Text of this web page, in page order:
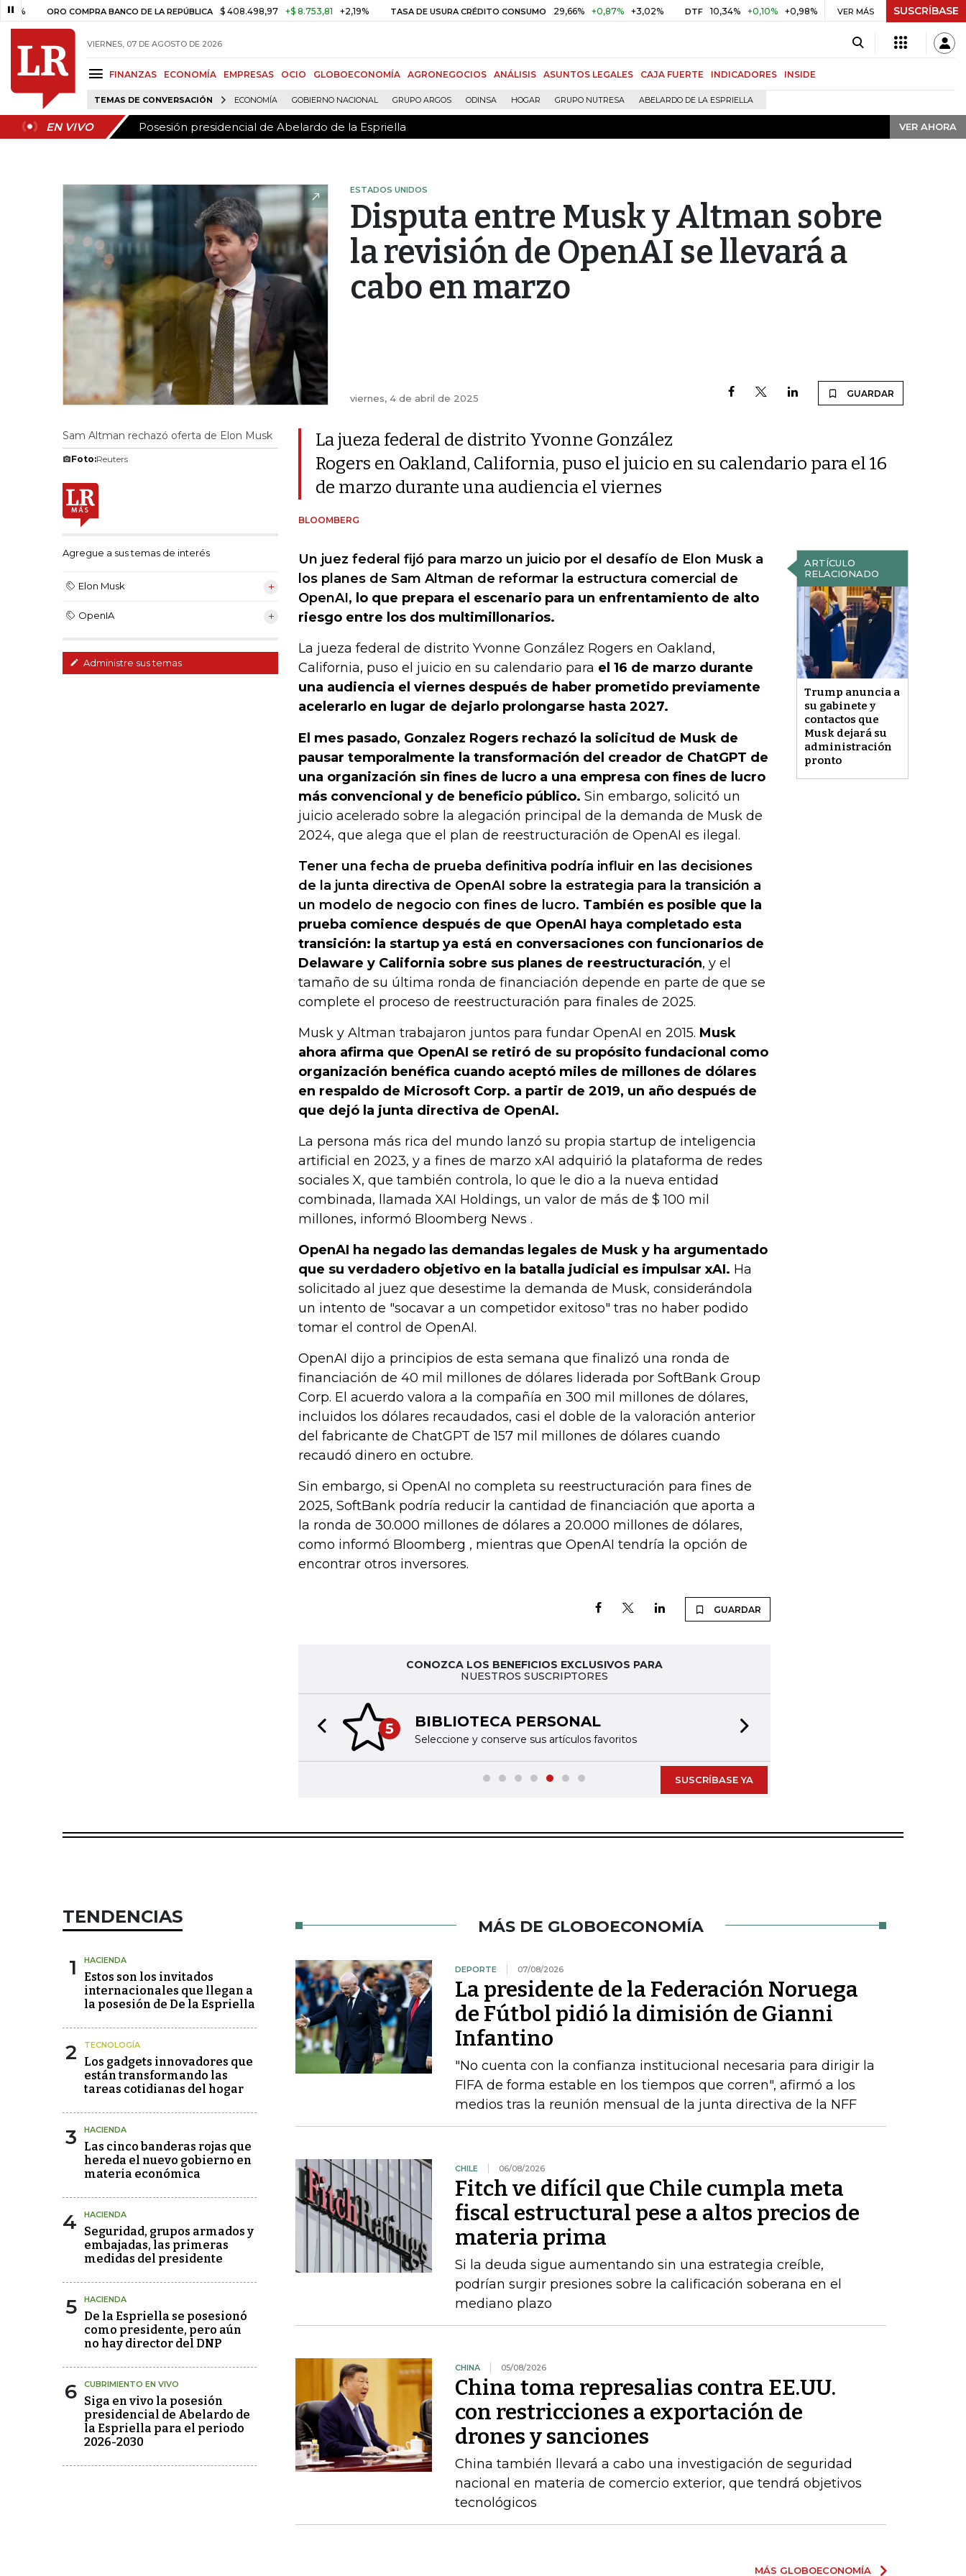
ORO COMPRA BANCO DE LA REPÚBLICA $ 408.498,97 +$ 8.753,81 +2,19% TASA DE USURA CRÉDITO CONSUMO 29,66% +0,87% +3,02% DTF 10,34% +0,10% +0,98% UVR $ 416,91 +$ 0,05 +0,01%
VER MÁS SUSCRÍBASE
VIERNES, 07 DE AGOSTO DE 2026
FINANZAS ECONOMÍA EMPRESAS OCIO GLOBOECONOMÍA AGRONEGOCIOS ANÁLISIS ASUNTOS LEGALES CAJA FUERTE INDICADORES INSIDE
TEMAS DE CONVERSACIÓN ECONOMÍA GOBIERNO NACIONAL GRUPO ARGOS ODINSA HOGAR GRUPO NUTRESA ABELARDO DE LA ESPRIELLA
EN VIVO Posesión presidencial de Abelardo de la Espriella VER AHORA
EN VIVO Posesión presidencial de Abelardo de la Espriella VER AHORA
ESTADOS UNIDOS
Disputa entre Musk y Altman sobre
la revisión de OpenAI se llevará a
cabo en marzo
viernes, 4 de abril de 2025 GUARDAR
Sam Altman rechazó oferta de Elon Musk
Foto:Reuters
Agregue a sus temas de interés
Elon Musk
OpenIA
Administre sus temas
La jueza federal de distrito Yvonne González
Rogers en Oakland, California, puso el juicio en su calendario para el 16
de marzo durante una audiencia el viernes
BLOOMBERG
ARTÍCULO
RELACIONADO
Trump anuncia a
su gabinete y
contactos que
Musk dejará su
administración
pronto
Un juez federal fijó para marzo un juicio por el desafío de Elon Musk a
los planes de Sam Altman de reformar la estructura comercial de
OpenAI, lo que prepara el escenario para un enfrentamiento de alto
riesgo entre los dos multimillonarios.
La jueza federal de distrito Yvonne González Rogers en Oakland,
California, puso el juicio en su calendario para el 16 de marzo durante
una audiencia el viernes después de haber prometido previamente
acelerarlo en lugar de dejarlo prolongarse hasta 2027.
El mes pasado, Gonzalez Rogers rechazó la solicitud de Musk de
pausar temporalmente la transformación del creador de ChatGPT de
una organización sin fines de lucro a una empresa con fines de lucro
más convencional y de beneficio público. Sin embargo, solicitó un
juicio acelerado sobre la alegación principal de la demanda de Musk de
2024, que alega que el plan de reestructuración de OpenAI es ilegal.
Tener una fecha de prueba definitiva podría influir en las decisiones
de la junta directiva de OpenAI sobre la estrategia para la transición a
un modelo de negocio con fines de lucro. También es posible que la
prueba comience después de que OpenAI haya completado esta
transición: la startup ya está en conversaciones con funcionarios de
Delaware y California sobre sus planes de reestructuración, y el
tamaño de su última ronda de financiación depende en parte de que se
complete el proceso de reestructuración para finales de 2025.
Musk y Altman trabajaron juntos para fundar OpenAI en 2015. Musk
ahora afirma que OpenAI se retiró de su propósito fundacional como
organización benéfica cuando aceptó miles de millones de dólares
en respaldo de Microsoft Corp. a partir de 2019, un año después de
que dejó la junta directiva de OpenAI.
La persona más rica del mundo lanzó su propia startup de inteligencia
artificial en 2023, y a fines de marzo xAI adquirió la plataforma de redes
sociales X, que también controla, lo que le dio a la nueva entidad
combinada, llamada XAI Holdings, un valor de más de $ 100 mil
millones, informó Bloomberg News .
OpenAI ha negado las demandas legales de Musk y ha argumentado
que su verdadero objetivo en la batalla judicial es impulsar xAI. Ha
solicitado al juez que desestime la demanda de Musk, considerándola
un intento de "socavar a un competidor exitoso" tras no haber podido
tomar el control de OpenAI.
OpenAI dijo a principios de esta semana que finalizó una ronda de
financiación de 40 mil millones de dólares liderada por SoftBank Group
Corp. El acuerdo valora a la compañía en 300 mil millones de dólares,
incluidos los dólares recaudados, casi el doble de la valoración anterior
del fabricante de ChatGPT de 157 mil millones de dólares cuando
recaudó dinero en octubre.
Sin embargo, si OpenAI no completa su reestructuración para fines de
2025, SoftBank podría reducir la cantidad de financiación que aporta a
la ronda de 30.000 millones de dólares a 20.000 millones de dólares,
como informó Bloomberg , mientras que OpenAI tendría la opción de
encontrar otros inversores.
GUARDAR
CONOZCA LOS BENEFICIOS EXCLUSIVOS PARA
NUESTROS SUSCRIPTORES
5 BIBLIOTECA PERSONAL
Seleccione y conserve sus artículos favoritos
Previous slide
SUSCRÍBASE YA
TENDENCIAS
1 HACIENDA
Estos son los invitados
internacionales que llegan a
la posesión de De la Espriella
2 TECNOLOGÍA
Los gadgets innovadores que
están transformando las
tareas cotidianas del hogar
3 HACIENDA
Las cinco banderas rojas que
hereda el nuevo gobierno en
materia económica
4 HACIENDA
Seguridad, grupos armados y
embajadas, las primeras
medidas del presidente
5 HACIENDA
De la Espriella se posesionó
como presidente, pero aún
no hay director del DNP
6 CUBRIMIENTO EN VIVO
Siga en vivo la posesión
presidencial de Abelardo de
la Espriella para el periodo
2026-2030
MÁS DE GLOBOECONOMÍA
DEPORTE 07/08/2026
La presidente de la Federación Noruega
de Fútbol pidió la dimisión de Gianni
Infantino
"No cuenta con la confianza institucional necesaria para dirigir la
FIFA de forma estable en los tiempos que corren", afirmó a los
medios tras la reunión mensual de la junta directiva de la NFF
CHILE 06/08/2026
Fitch ve difícil que Chile cumpla meta
fiscal estructural pese a altos precios de
materia prima
Si la deuda sigue aumentando sin una estrategia creíble,
podrían surgir presiones sobre la calificación soberana en el
mediano plazo
CHINA 05/08/2026
China toma represalias contra EE.UU.
con restricciones a exportación de
drones y sanciones
China también llevará a cabo una investigación de seguridad
nacional en materia de comercio exterior, que tendrá objetivos
tecnológicos
MÁS GLOBOECONOMÍA